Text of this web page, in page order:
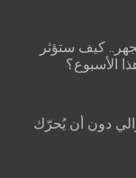
كيف ستؤثر
الأسبوع؟
دون أن يُحرّك